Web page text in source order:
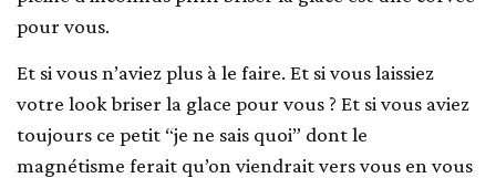
pour vous.
Et si vous n’aviez plus à le faire. Et si vous laissiez
votre look briser la glace pour vous ? Et si vous aviez
toujours ce petit “je ne sais quoi” dont le
magnétisme ferait qu’on viendrait vers vous en vous